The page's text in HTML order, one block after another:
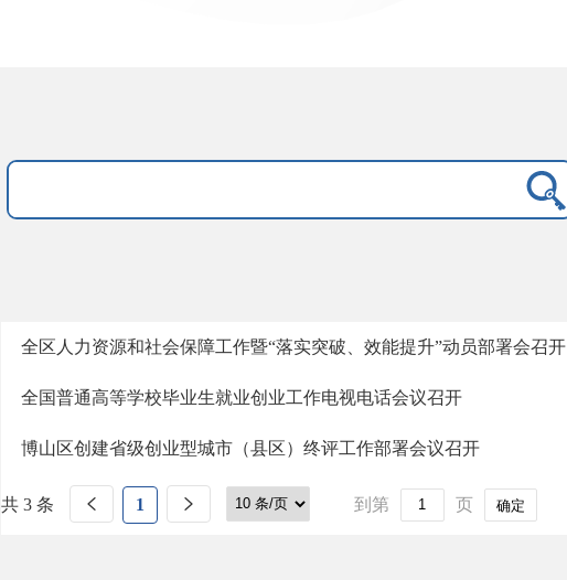
全区人力资源和社会保障工作暨“落实突破、效能提升”动员部署会召开
全国普通高等学校毕业生就业创业工作电视电话会议召开
博山区创建省级创业型城市（县区）终评工作部署会议召开
共 3 条 1 到第 页 确定